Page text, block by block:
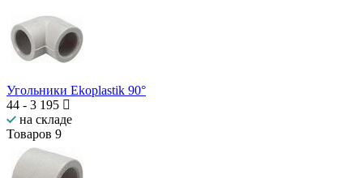
Угольники Ekoplastik 90°
44 - 3 195
на складе
Товаров 9